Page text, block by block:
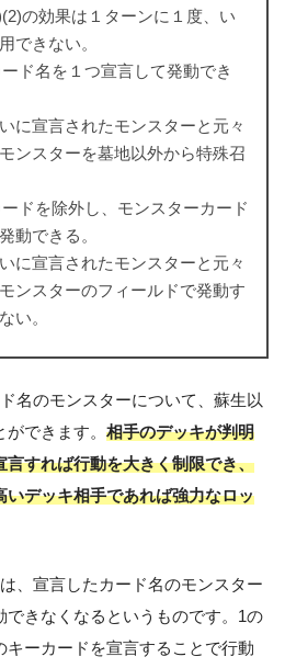
の効果は１ターンに１度、い
できない。
ド名を１つ宣言して発動でき
に宣言されたモンスターと元々
ンスターを墓地以外から特殊召
ドを除外し、モンスターカード
動できる。
に宣言されたモンスターと元々
ンスターのフィールドで発動す
い。
名のモンスターについて、蘇生以
できます。 相手のデッキが判明
言すれば行動を大きく制限でき、
いデッキ相手であれば強力なロッ
、宣言したカード名のモンスター
できなくなるというものです。1の
ーカードを宣言することで行動